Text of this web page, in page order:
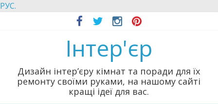
РУС.
Інтер'єр
Дизайн інтер’єру кімнат та поради для їх
ремонту своїми руками, на нашому сайті
кращі ідеї для вас.